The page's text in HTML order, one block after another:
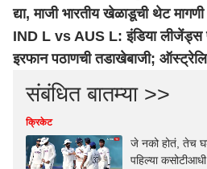
द्या, माजी भारतीय खेळाडूची थेट मागणी
IND L vs AUS L: इंडिया
इरफान पठाणची तडाखेबाजी;
संबंधित बातम्या >>
क्रिकेट
जे नको होतं, तेच
पहिल्या कसोटीआधी